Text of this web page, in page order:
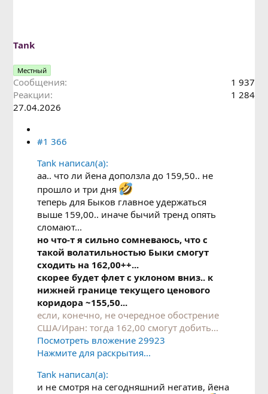
Tank
Местный
Сообщения
1 937
Реакции
1 284
27.04.2026
#1 366
Tank написал(а):
аа.. что ли йена доползла до 159,50.. не
прошло и три дня
теперь для Быков главное удержаться
выше 159,00.. иначе бычий тренд опять
сломают...
но что-т я сильно сомневаюсь, что с
такой волатильностью Быки смогут
сходить на 162,00++...
скорее будет флет с уклоном вниз.. к
нижней границе текущего ценового
коридора ~155,50...
если, конечно, не очередное обострение
США/Иран: тогда 162,00 смогут добить...
Посмотреть вложение 29923
Нажмите для раскрытия...
Tank написал(а):
и не смотря на сегодняшний негатив, йена